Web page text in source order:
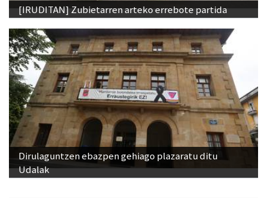
[IRUDITAN] Zubietarren arteko errebote partida
Dirulaguntzen ebazpen gehiago plazaratu ditu
Udalak